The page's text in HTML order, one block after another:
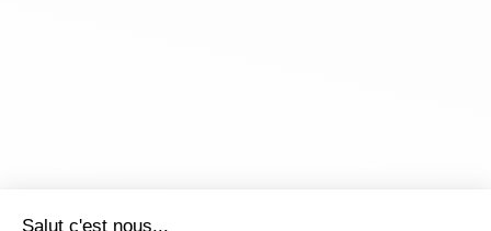
Salut c'est nous...